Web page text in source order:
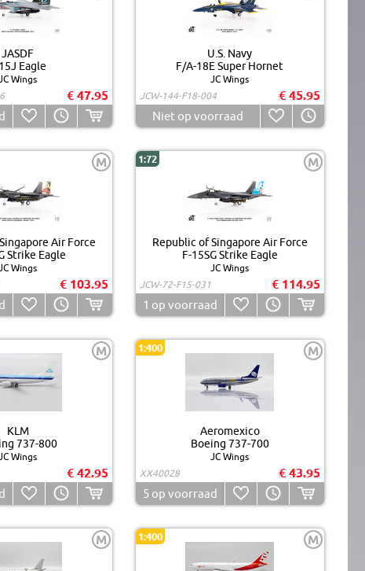
JASDF
Eagle
Wings
€ 47.95
U.S. Navy
F/A-18E Super Hornet
JC Wings
JCW-144-F18-004
€ 45.95
Niet op voorraad
M
Air Force
Strike Eagle
Wings
€ 103.95
1:72 M
Republic of Singapore Air Force
F-15SG Strike Eagle
JC Wings
JCW-72-F15-031
€ 114.95
1 op voorraad
M
KLM
737-800
Wings
€ 42.95
1:400 M
Aeromexico
Boeing 737-700
JC Wings
XX40028
€ 43.95
5op voorraad
M 1:400 M